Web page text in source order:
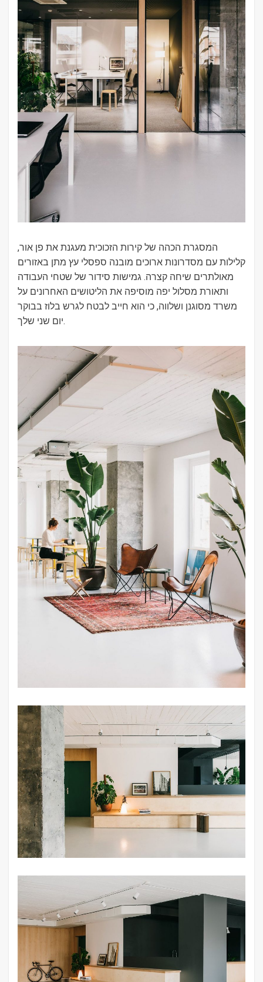
המסגרת הכהה של קירות הזכוכית מעגנת את פן אור,
קלילות עם מסדרונות ארוכים מובנה ספסלי עץ מתן באזורים
מאולתרים שיחה קצרה. גמישות סידור של שטחי העבודה
ותאורת מסלול יפה מוסיפה את הליטושים האחרונים על
משרד מסוגנן ושלווה, כי הוא חייב לבטח לגרש בלוז בבוקר
יום שני שלך.